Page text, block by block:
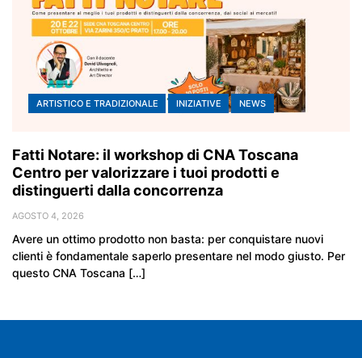
ARTISTICO E TRADIZIONALE INIZIATIVE NEWS
Fatti Notare: il workshop di CNA Toscana
Centro per valorizzare i tuoi prodotti e
distinguerti dalla concorrenza
AGOSTO 4, 2026
Avere un ottimo prodotto non basta: per conquistare nuovi
clienti è fondamentale saperlo presentare nel modo giusto. Per
questo CNA Toscana […]